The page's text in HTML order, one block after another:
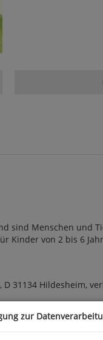
sind Menschen und
Kinder von 2 bis 6
D 31134 Hildesheim,
zur